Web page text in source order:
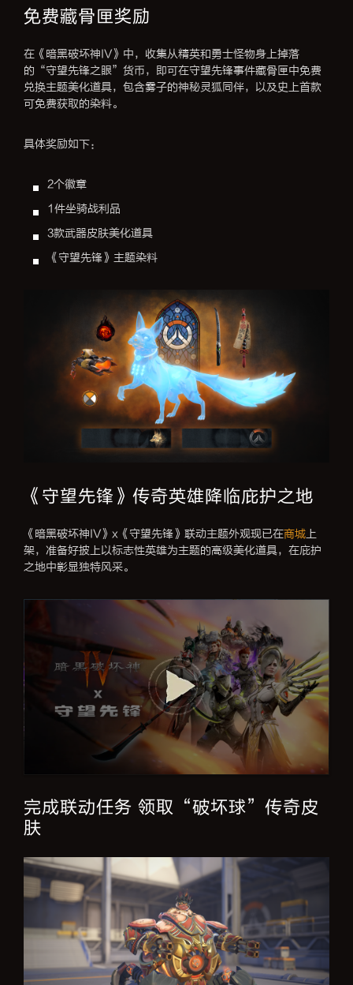
免费藏骨匣奖励
在《暗黑破坏神IV》中，收集从精英和勇士怪物身上掉落
的“守望先锋之眼”货币，即可在守望先锋事件藏骨匣中免费
兑换主题美化道具，包含雾子的神秘灵狐同伴，以及史上首款
可免费获取的染料。
具体奖励如下：
2个徽章
1件坐骑战利品
3款武器皮肤美化道具
《守望先锋》主题染料
《守望先锋》传奇英雄降临庇护之地
《暗黑破坏神IV》x《守望先锋》联动主题外观现已在商城 上
架，准备好披上以标志性英雄为主题的高级美化道具，在庇护
之地中彰显独特风采。
完成联动任务 领取“破坏球”传奇皮
肤